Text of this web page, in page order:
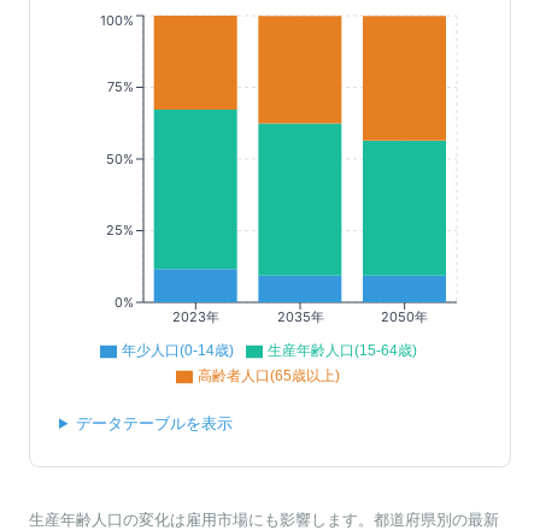
2023年 2035年 2050年
0%
25%
50%
75%
100%
年少人口(0-14歳)
生産年齢人口(15-64歳)
高齢者人口(65歳以上)
データテーブルを表示
生産年齢人口の変化は雇用市場にも影響します。都道府県別の最新